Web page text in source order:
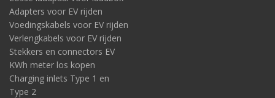
Adapters voor EV rijden
Voedingskabels voor EV rijden
Verlengkabels voor EV rijden
Stekkers en connectors EV
KWh meter los kopen
Charging inlets Type 1 en
Type 2